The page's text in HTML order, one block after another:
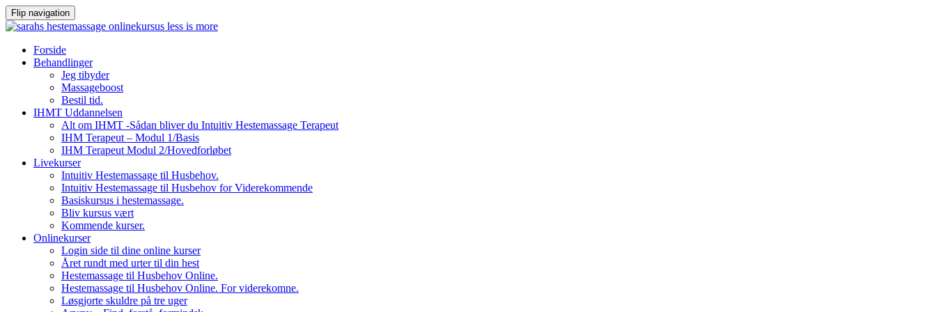
Flip navigation
VidereForside
Behandlinger
Jeg tibyder
Massageboost
Bestil tid.
IHMT Uddannelsen
Alt om IHMT -Sådan bliver du Intuitiv Hestemassage Terapeut
IHM Terapeut – Modul 1/Basis
IHM Terapeut Modul 2/Hovedforløbet
Livekurser
Intuitiv Hestemassage til Husbehov.
Intuitiv Hestemassage til Husbehov for Viderekommende
Basiskursus i hestemassage.
Bliv kursus vært
Kommende kurser.
Onlinekurser
Login side til dine online kurser
Året rundt med urter til din hest
Hestemassage til Husbehov Online.
Hestemassage til Husbehov Online. For viderekomne.
Løsgjorte skuldre på tre uger